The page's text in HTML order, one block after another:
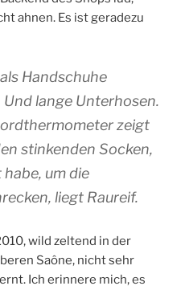
ahnen. Es ist geradezu
Handschuhe
Und lange Unterhosen.
zeigt
stinkenden Socken,
habe, um die
liegt Raureif.
wild zeltend in der
Saône, nicht sehr
Ich erinnere mich, es